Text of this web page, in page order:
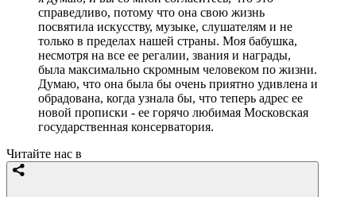
справедливо, потому что она свою жизнь
посвятила искусству, музыке, слушателям и не
только в пределах нашей страны. Моя бабушка,
несмотря на все ее регалии, звания и награды,
была максимально скромным человеком по жизни.
Думаю, что она была бы очень приятно удивлена и
обрадована, когда узнала бы, что теперь адрес ее
новой прописки - ее горячо любимая Московская
государственная консерватория.
Читайте нас в